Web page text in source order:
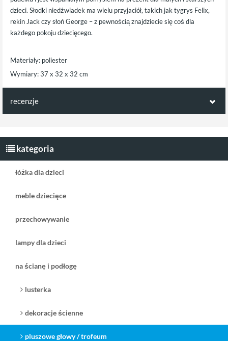
dzieci. Słodki niedźwiadek ma wielu przyjaciół, takich jak tygrys Felix,
rekin Jack czy słoń George – z pewnością znajdziecie się coś dla
każdego pokoju dziecięcego.
Materiały: poliester
Wymiary: 37 x 32 x 32 cm
recenzje
Napisz pierwszą recenzję jako klient!
kategoria
łóżka dla dzieci
meble dziecięce
przechowywanie
lampy dla dzieci
na ścianę i podłogę
lusterka
dekoracje ścienne
pluszowe głowy / trofeum